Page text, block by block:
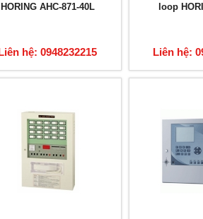
HORING AHC-871-40L
hệ: 0948232215
loop
Liên hệ: